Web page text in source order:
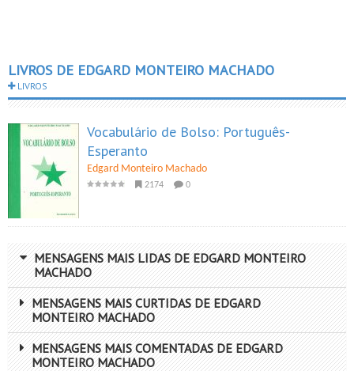
LIVROS DE EDGARD MONTEIRO MACHADO
LIVROS
Vocabulário de Bolso: Português-
Esperanto
Edgard Monteiro Machado
2174 0
MENSAGENS MAIS LIDAS DE EDGARD MONTEIRO
MACHADO
MENSAGENS MAIS CURTIDAS DE EDGARD
MONTEIRO MACHADO
MENSAGENS MAIS COMENTADAS DE EDGARD
MONTEIRO MACHADO